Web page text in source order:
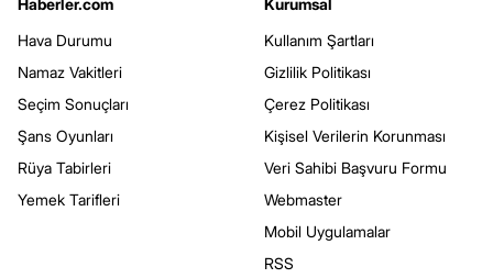
Hava Durumu
Namaz Vakitleri
Seçim Sonuçları
Şans Oyunları
Rüya Tabirleri
Yemek Tarifleri
Kullanım Şartları
Gizlilik Politikası
Çerez Politikası
Kişisel Verilerin Korunması
Veri Sahibi Başvuru Formu
Webmaster
Mobil Uygulamalar
RSS